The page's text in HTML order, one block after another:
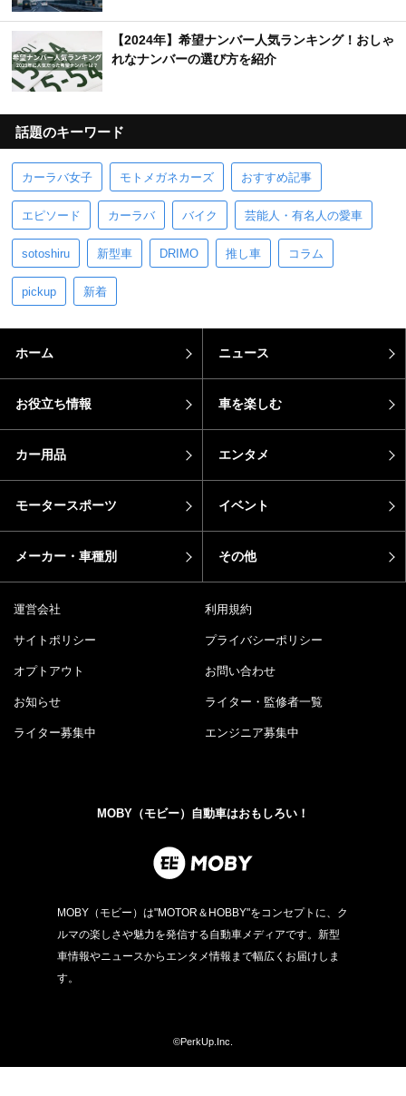
【2024年】希望ナンバー人気ランキング！おしゃ
れなナンバーの選び方を紹介
話題のキーワード
カーラバ女子 モトメガネカーズ おすすめ記事
エピソード カーラバ バイク 芸能人・有名人の愛車
sotoshiru 新型車 DRIMO 推し車 コラム
pickup 新着
ホーム ニュース
お役立ち情報 車を楽しむ
カー用品 エンタメ
モータースポーツ イベント
メーカー・車種別 その他
運営会社 利用規約
サイトポリシー プライバシーポリシー
オプトアウト お問い合わせ
お知らせ ライター・監修者一覧
ライター募集中 エンジニア募集中
MOBY（モビー）自動車はおもしろい！
MOBY（モビー）は"MOTOR＆HOBBY"をコンセプトに、ク
ルマの楽しさや魅力を発信する自動車メディアです。新型
車情報やニュースからエンタメ情報まで幅広くお届けしま
す。
©PerkUp.Inc.